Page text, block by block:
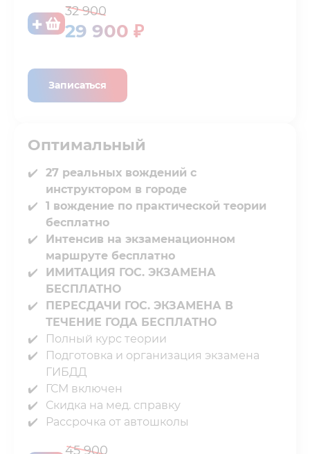
32 900
29 900 ₽
Записаться
Оптимальный
27 реальных вождений с
инструктором в городе
1 вождение по практической теории
бесплатно
Интенсив на экзаменационном
маршруте бесплатно
ИМИТАЦИЯ ГОС. ЭКЗАМЕНА
БЕСПЛАТНО⁣⁣
ПЕРЕСДАЧИ ГОС. ЭКЗАМЕНА В
ТЕЧЕНИЕ⁣⁣ ГОДА БЕСПЛАТНО
Полный курс теории⁣⁣
Подготовка и организация экзамена
ГИБДД⁣⁣
ГСМ включен⁣⁣
Скидка на мед. справку⁣⁣
Рассрочка от автошколы
45 900